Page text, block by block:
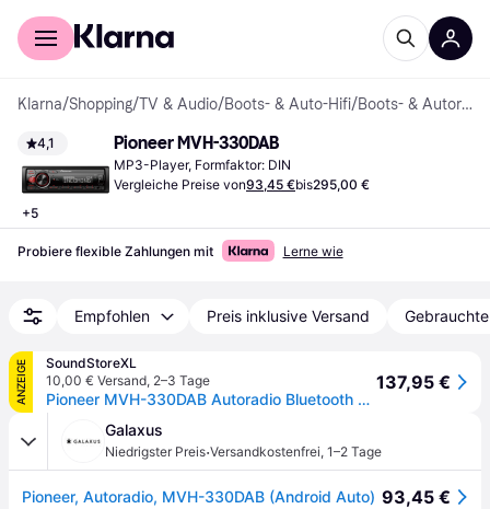
Für Shopper
Klarna/Shopping/TV & Audio/Boots- & Auto-Hifi/ Boots- & Autoradios
4,1
+5
Pioneer MVH-330DAB
MP3-Player, Formfaktor: DIN
Vergleiche Preise von93,45 €bis295,00 €
Probiere flexible Zahlungen mit Lerne wie
Empfohlen Preis inklusive Versand
ANZEIGE
SoundStoreXL
10,00 € Versand, 2–3 Tage
Pioneer MVH-330DAB Autoradio Bluetooth FM/DAB+ Radio
137,95 €
Galaxus
Niedrigster Preis·Versandkostenfrei, 1–2 Tage
Pioneer, Autoradio, MVH-330DAB (Android Auto) 93,45 €